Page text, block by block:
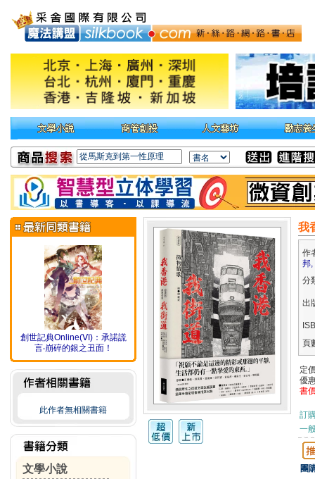
創世記典Online(ⅤI)：承諾謊
言‧崩碎的銀之丑面！
此作者無相關書籍
文學小說
我
作
邦,
分
出
頁
定
優
書
訂
一
團